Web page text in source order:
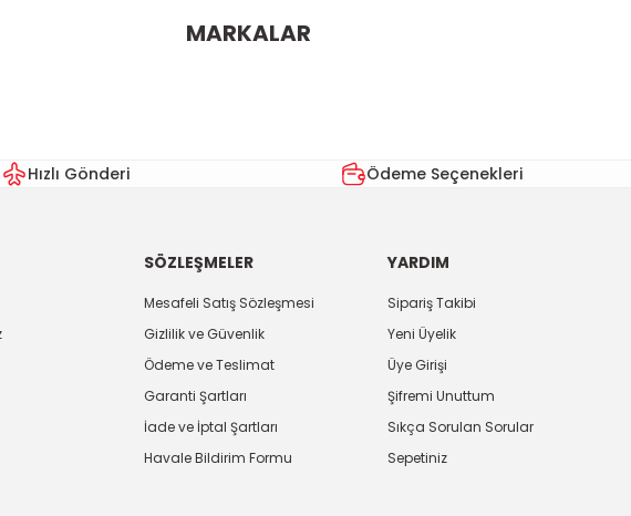
Bu ürüne ilk yorumu siz yapın!
MARKALAR
Hızlı Gönderi Ödeme Seçenekleri
SÖZLEŞMELER
Mesafeli Satış Sözleşmesi
Gizlilik ve Güvenlik
Ödeme ve Teslimat
Garanti Şartları
İade ve İptal Şartları
Havale Bildirim Formu
YARDIM
Sipariş Takibi
Yeni Üyelik
Üye Girişi
Şifremi Unuttum
Sıkça Sorulan Sorular
Sepetiniz